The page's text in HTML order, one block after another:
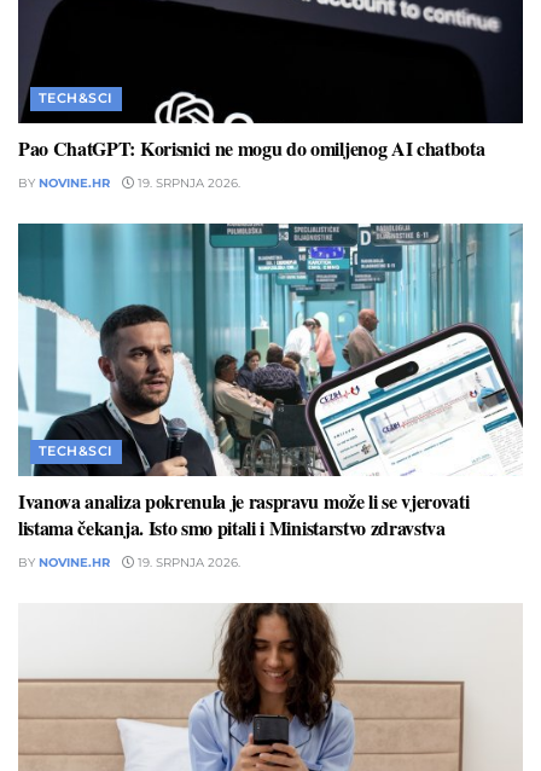
TECH&SCI
Pao ChatGPT: Korisnici ne mogu do omiljenog AI chatbota
BY NOVINE.HR 19. SRPNJA 2026.
TECH&SCI
Ivanova analiza pokrenula je raspravu može li se vjerovati
listama čekanja. Isto smo pitali i Ministarstvo zdravstva
BY NOVINE.HR 19. SRPNJA 2026.